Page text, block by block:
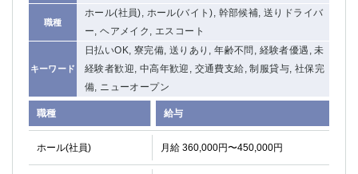
職種
ホール(社員), ホール(バイト), 幹部候補, 送りドライバ
ー, ヘアメイク, エスコート
キーワード
日払いOK, 寮完備, 送りあり, 年齢不問, 経験者優遇, 未
経験者歓迎, 中高年歓迎, 交通費支給, 制服貸与, 社保完
備, ニューオープン
職種 給与
ホール(社員) 月給 360,000円〜450,000円